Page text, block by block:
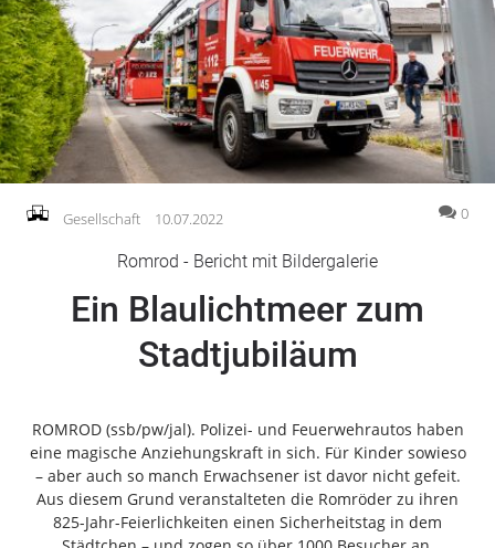
Gesundheit
Kultur
Lifestyle
Wirtschaft
Vogelsberg
Alsfeld
Lauterbach
Romrod
Homberg
Schlitz
Antrifttal
Feldatal
Freiensteinau
Gesellschaft 10.07.2022 0
Romrod - Bericht mit Bildergalerie
Ein Blaulichtmeer zum
Stadtjubiläum
ROMROD (ssb/pw/jal). Polizei- und Feuerwehrautos haben
eine magische Anziehungskraft in sich. Für Kinder sowieso
– aber auch so manch Erwachsener ist davor nicht gefeit.
Aus diesem Grund veranstalteten die Romröder zu ihren
825-Jahr-Feierlichkeiten einen Sicherheitstag in dem